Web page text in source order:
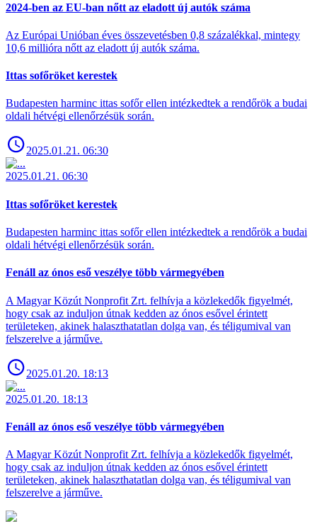
2024-ben az EU-ban nőtt az eladott új autók száma
Az Európai Unióban éves összevetésben 0,8 százalékkal, mintegy
10,6 millióra nőtt az eladott új autók száma.
Ittas sofőröket kerestek
Budapesten harminc ittas sofőr ellen intézkedtek a rendőrök a budai
oldali hétvégi ellenőrzésük során.
2025.01.21. 06:30
2025.01.21. 06:30
Ittas sofőröket kerestek
Budapesten harminc ittas sofőr ellen intézkedtek a rendőrök a budai
oldali hétvégi ellenőrzésük során.
Fenáll az ónos eső veszélye több vármegyében
A Magyar Közút Nonprofit Zrt. felhívja a közlekedők figyelmét,
hogy csak az induljon útnak kedden az ónos esővel érintett
területeken, akinek halaszthatatlan dolga van, és téligumival van
felszerelve a járműve.
2025.01.20. 18:13
2025.01.20. 18:13
Fenáll az ónos eső veszélye több vármegyében
A Magyar Közút Nonprofit Zrt. felhívja a közlekedők figyelmét,
hogy csak az induljon útnak kedden az ónos esővel érintett
területeken, akinek halaszthatatlan dolga van, és téligumival van
felszerelve a járműve.